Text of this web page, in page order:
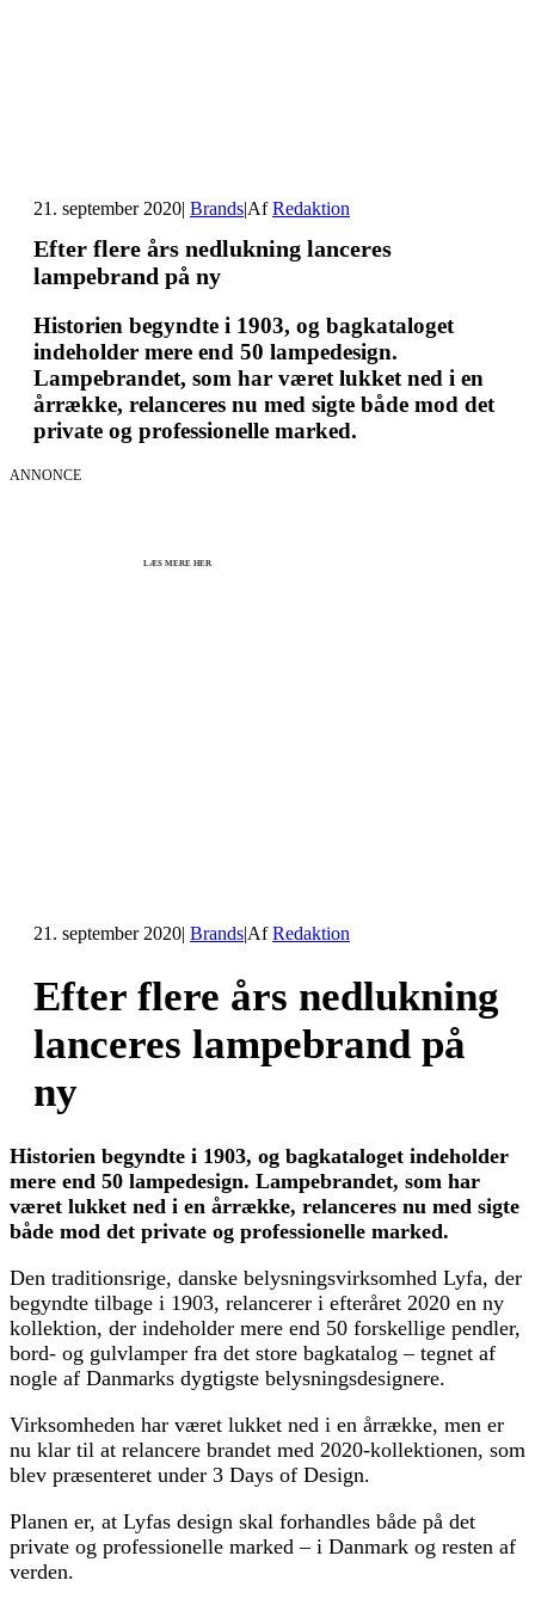
21. september 2020| Brands|AfRedaktion
Efter flere års nedlukning lanceres
lampebrand på ny
Historien begyndte i 1903, og bagkataloget
indeholder mere end 50 lampedesign.
Lampebrandet, som har været lukket ned i en
årrække, relanceres nu med sigte både mod det
private og professionelle marked.
ANNONCE
LÆS MERE HER
21. september 2020 BrandsAfRedaktion
Efter flere års nedlukning
lanceres lampebrand på
ny
Historien begyndte i 1903, og bagkataloget indeholder
mere end 50 lampedesign. Lampebrandet, som har
været lukket ned i en årrække, relanceres nu med sigte
både mod det private og professionelle marked.
Den traditionsrige, danske belysningsvirksomhed Lyfa, der
begyndte tilbage i 1903, relancerer i efteråret 2020 en ny
kollektion, der indeholder mere end 50 forskellige pendler,
bord- og gulvlamper fra det store bagkatalog – tegnet af
nogle af Danmarks dygtigste belysningsdesignere.
Virksomheden har været lukket ned i en årrække, men er
nu klar til at relancere brandet med 2020-kollektionen, som
blev præsenteret under 3 Days of Design.
Planen er, at Lyfas design skal forhandles både på det
private og professionelle marked – i Danmark og resten af
verden.